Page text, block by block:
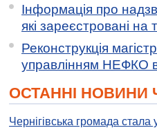
Інформація про
які зареєстровані на
Реконструкція
управлінням НЕФКО
ОСТАННІ НОВИНИ
Чернігівська громада